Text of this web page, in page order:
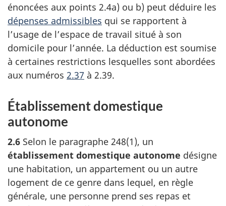
énoncées aux points 2.4a) ou b) peut déduire les
dépenses admissibles qui se rapportent à
l’usage de l’espace de travail situé à son
domicile pour l’année. La déduction est soumise
à certaines restrictions lesquelles sont abordées
aux numéros 2.37 à 2.39.
Établissement domestique
autonome
2.6 Selon le paragraphe 248(1), un
établissement domestique autonome désigne
une habitation, un appartement ou un autre
logement de ce genre dans lequel, en règle
générale, une personne prend ses repas et